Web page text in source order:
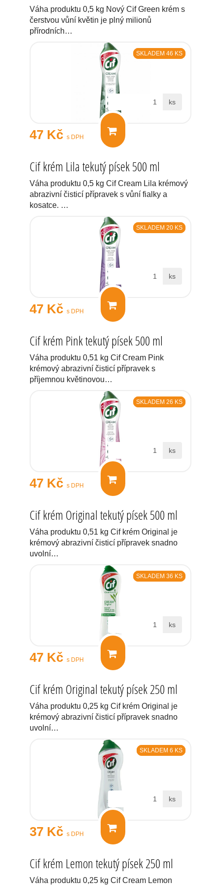
Váha produktu 0,5 kg Nový Cif Green krém s
čerstvou vůní květin je plný milionů
přírodních…
SKLADEM 46 KS
47 Kč s DPH
ks
Cif krém Lila tekutý písek 500 ml
Váha produktu 0,5 kg Cif Cream Lila krémový
abrazivní čisticí přípravek s vůní fialky a
kosatce. …
SKLADEM 20 KS
47 Kč s DPH
ks
Cif krém Pink tekutý písek 500 ml
Váha produktu 0,51 kg Cif Cream Pink
krémový abrazivní čisticí přípravek s
příjemnou květinovou…
SKLADEM 26 KS
47 Kč s DPH
ks
Cif krém Original tekutý písek 500 ml
Váha produktu 0,51 kg Cif krém Original je
krémový abrazivní čisticí přípravek snadno
uvolní…
SKLADEM 36 KS
47 Kč s DPH
ks
Cif krém Original tekutý písek 250 ml
Váha produktu 0,25 kg Cif krém Original je
krémový abrazivní čisticí přípravek snadno
uvolní…
SKLADEM 6 KS
37 Kč s DPH
ks
Cif krém Lemon tekutý písek 250 ml
Váha produktu 0,25 kg Cif Cream Lemon